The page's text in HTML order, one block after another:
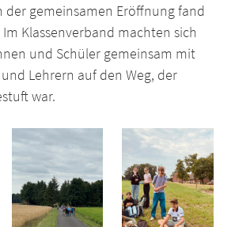
der gemeinsamen Eröffnung fand
Klassenverband machten sich
und Schüler gemeinsam mit
Lehrern auf den Weg, der
war.